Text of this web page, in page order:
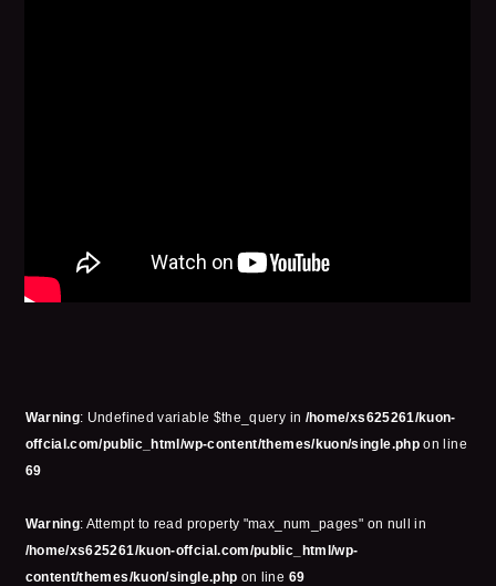
Warning: Undefined variable $the_query in /home/xs625261/kuon-
offcial.com/public_html/wp-content/themes/kuon/single.php on line
69
Warning: Attempt to read property "max_num_pages" on null in
/home/xs625261/kuon-offcial.com/public_html/wp-
content/themes/kuon/single.php on line 69